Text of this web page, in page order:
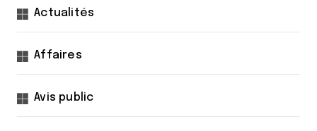
Actualités
Affaires
Avis public